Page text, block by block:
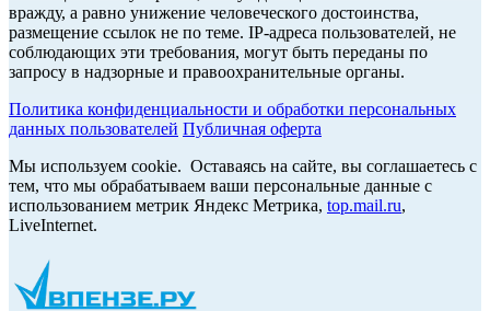
вражду, а равно унижение человеческого достоинства,
размещение ссылок не по теме. IP-адреса пользователей, не
соблюдающих эти требования, могут быть переданы по
запросу в надзорные и правоохранительные органы.
Политика конфиденциальности и обработки персональных
данных пользователей Публичная оферта
Мы используем cookie. Оставаясь на сайте, вы соглашаетесь с
тем, что мы обрабатываем ваши персональные данные с
использованием метрик Яндекс Метрика, top.mail.ru,
LiveInternet.